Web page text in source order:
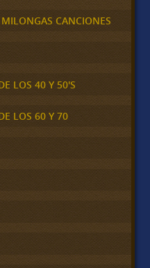
CANCIONES
LOS 40 Y 50'S
LOS 60 Y 70